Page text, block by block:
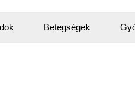
Betegségek